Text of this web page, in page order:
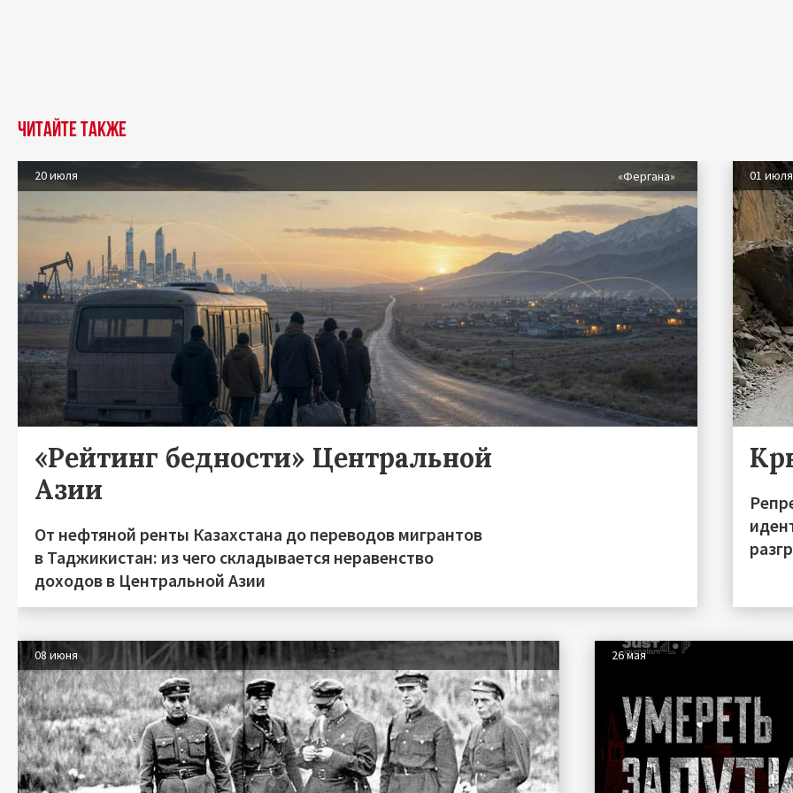
Читайте также
20 июля «Фергана»
«Рейтинг бедности» Центральной
Азии
От нефтяной ренты Казахстана до переводов мигрантов
в Таджикистан: из чего складывается неравенство
доходов в Центральной Азии
01 июля
08 июня 26 мая